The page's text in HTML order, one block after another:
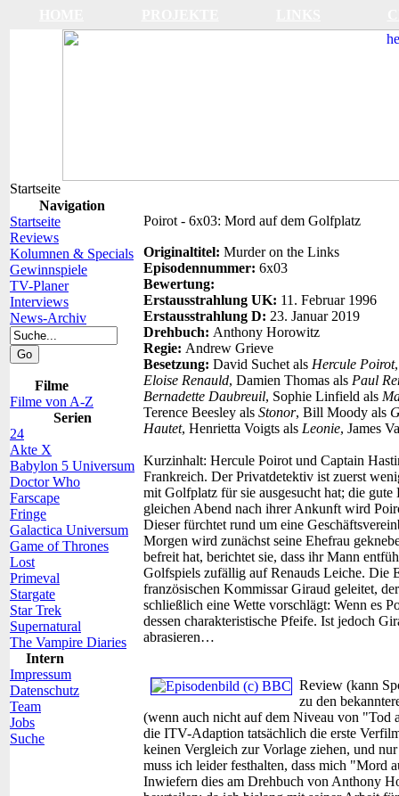
Startseite
Navigation
Startseite
Reviews
Kolumnen & Specials
Gewinnspiele
TV-Planer
Interviews
News-Archiv
Filme
Filme von A-Z
Serien
24
Akte X
Babylon 5 Universum
Doctor Who
Farscape
Fringe
Galactica Universum
Game of Thrones
Lost
Primeval
Stargate
Star Trek
Supernatural
The Vampire Diaries
Intern
Impressum
Datenschutz
Team
Jobs
Suche
Poirot - 6x03: Mord auf dem Golfplatz
Originaltitel: Murder on the Links
Episodennummer: 6x03
Bewertung:
Erstausstrahlung UK: 11. Februar 1996
Erstausstrahlung D: 23. Januar 2019
Drehbuch: Anthony Horowitz
Regie: Andrew Grieve
Besetzung: David Suchet als Hercule Poirot
Eloise Renauld, Damien Thomas als Paul
Bernadette Daubreuil, Sophie Linfield als
Terence Beesley als Stonor, Bill Moody als
Hautet, Henrietta Voigts als Leonie, James
Kurzinhalt: Hercule Poirot und Captain
Frankreich. Der Privatdetektiv ist zuerst
mit Golfplatz für sie ausgesucht hat; die
gleichen Abend nach ihrer Ankunft wird
Dieser fürchtet rund um eine
Morgen wird zunächst seine Ehefrau
befreit hat, berichtet sie, dass ihr Mann
Golfspiels zufällig auf Renauds Leiche. Die
französischen Kommissar Giraud geleitet,
schließlich eine Wette vorschlägt: Wenn es
dessen charakteristische Pfeife. Ist jedoch
abrasieren…
Review (kann
zu den
(wenn auch nicht auf dem Niveau von
die ITV-Adaption tatsächlich die erste
keinen Vergleich zur Vorlage ziehen, und
muss ich leider festhalten, dass mich "Mord
Inwiefern dies am Drehbuch von Anthony